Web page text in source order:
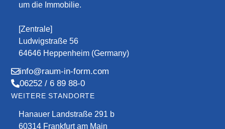
um die Immobilie.
[Zentrale]
Ludwigstraße 56
64646 Heppenheim (Germany)
info@raum-in-form.com
06252 / 6 89 88-0
WEITERE STANDORTE
Hanauer Landstraße 291 b
60314 Frankfurt am Main